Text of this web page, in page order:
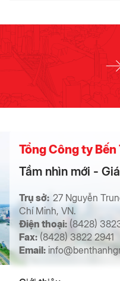
Tổng Công ty
Tầm nhìn mới -
Trụ sở: 27 Nguyễn
Chí Minh, VN.
Điện thoại: (8428)
Fax:(8428) 3822 2941
Email: